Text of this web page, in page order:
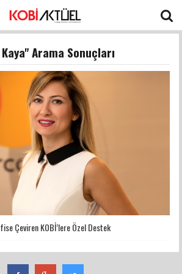
Arama Sonuçları
Çeviren KOBİ’lere Özel Destek